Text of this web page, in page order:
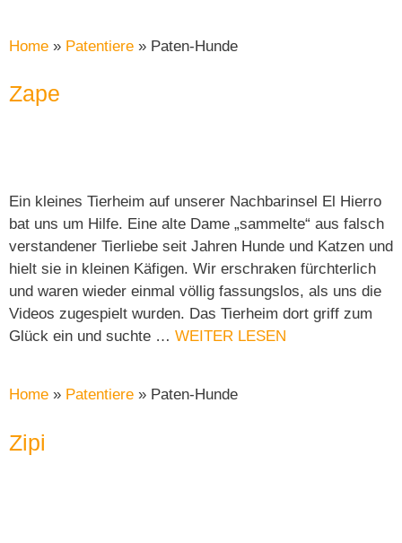
Home » Patentiere » Paten-Hunde
Zape
Ein kleines Tierheim auf unserer Nachbarinsel El Hierro
bat uns um Hilfe. Eine alte Dame „sammelte“ aus falsch
verstandener Tierliebe seit Jahren Hunde und Katzen und
hielt sie in kleinen Käfigen. Wir erschraken fürchterlich
und waren wieder einmal völlig fassungslos, als uns die
Videos zugespielt wurden. Das Tierheim dort griff zum
Glück ein und suchte … WEITER LESEN
Home » Patentiere » Paten-Hunde
Zipi